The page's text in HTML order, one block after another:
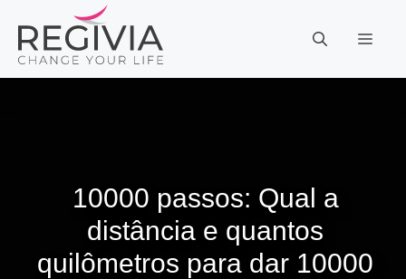
para
10000 passos: Qual a
distância e quantos
quilômetros para dar 10000